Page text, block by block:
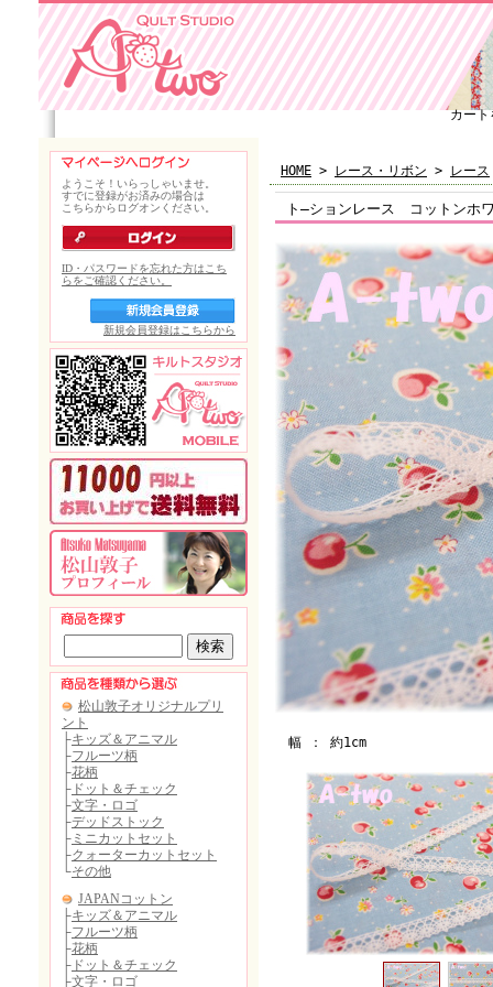
カート
HOME > レース・リボン > レース
ト―ションレース コットン
幅 ： 約1cm